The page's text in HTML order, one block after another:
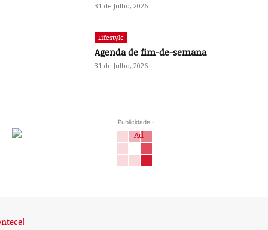
31 de Julho, 2026
Lifestyle
Agenda de fim-de-semana
31 de Julho, 2026
- Publicidade -